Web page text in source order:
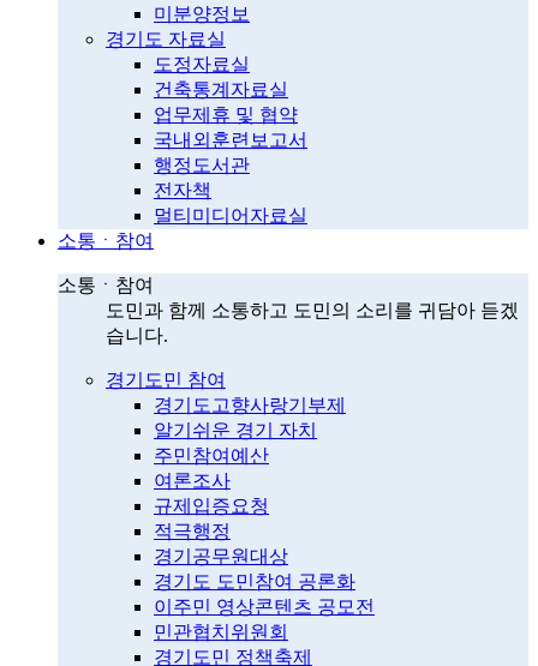
미분양정보
경기도 자료실
도정자료실
건축통계자료실
업무제휴 및 협약
국내외훈련보고서
행정도서관
전자책
멀티미디어자료실
소통ㆍ참여
소통ㆍ참여
도민과 함께 소통하고 도민의 소리를 귀담아 듣겠
습니다.
경기도민 참여
경기도고향사랑기부제
알기쉬운 경기 자치
주민참여예산
여론조사
규제입증요청
적극행정
경기공무원대상
경기도 도민참여 공론화
이주민 영상콘텐츠 공모전
민관협치위원회
경기도민 정책축제